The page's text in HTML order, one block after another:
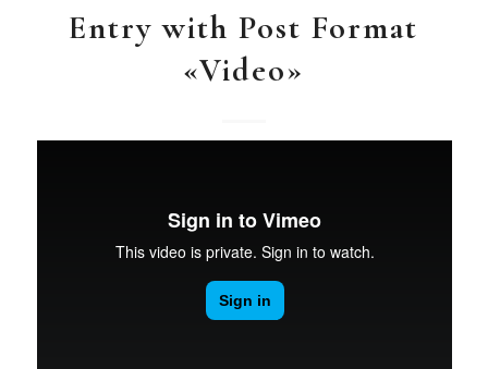
Entry with Post Format
«Video»